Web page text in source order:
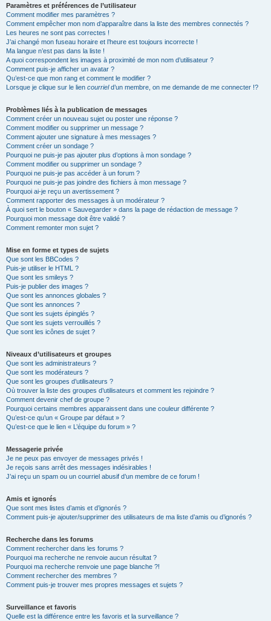
Paramètres et préférences de l’utilisateur
Comment modifier mes paramètres ?
Comment empêcher mon nom d’apparaître dans la liste des membres connectés ?
Les heures ne sont pas correctes !
J’ai changé mon fuseau horaire et l’heure est toujours incorrecte !
Ma langue n’est pas dans la liste !
A quoi correspondent les images à proximité de mon nom d’utilisateur ?
Comment puis-je afficher un avatar ?
Qu’est-ce que mon rang et comment le modifier ?
Lorsque je clique sur le lien courrield’un membre, on me demande de me connecter !?
Problèmes liés à la publication de messages
Comment créer un nouveau sujet ou poster une réponse ?
Comment modifier ou supprimer un message ?
Comment ajouter une signature à mes messages ?
Comment créer un sondage ?
Pourquoi ne puis-je pas ajouter plus d’options à mon sondage ?
Comment modifier ou supprimer un sondage ?
Pourquoi ne puis-je pas accéder à un forum ?
Pourquoi ne puis-je pas joindre des fichiers à mon message ?
Pourquoi ai-je reçu un avertissement ?
Comment rapporter des messages à un modérateur ?
À quoi sert le bouton « Sauvegarder » dans la page de rédaction de message ?
Pourquoi mon message doit être validé ?
Comment remonter mon sujet ?
Mise en forme et types de sujets
Que sont les BBCodes ?
Puis-je utiliser le HTML ?
Que sont les smileys ?
Puis-je publier des images ?
Que sont les annonces globales ?
Que sont les annonces ?
Que sont les sujets épinglés ?
Que sont les sujets verrouillés ?
Que sont les icônes de sujet ?
Niveaux d’utilisateurs et groupes
Que sont les administrateurs ?
Que sont les modérateurs ?
Que sont les groupes d’utilisateurs ?
Où trouver la liste des groupes d’utilisateurs et comment les rejoindre ?
Comment devenir chef de groupe ?
Pourquoi certains membres apparaissent dans une couleur différente ?
Qu’est-ce qu’un « Groupe par défaut » ?
Qu’est-ce que le lien « L’équipe du forum » ?
Messagerie privée
Je ne peux pas envoyer de messages privés !
Je reçois sans arrêt des messages indésirables !
J’ai reçu un spam ou un courriel abusif d’un membre de ce forum !
Amis et ignorés
Que sont mes listes d’amis et d’ignorés ?
Comment puis-je ajouter/supprimer des utilisateurs de ma liste d’amis ou d’ignorés ?
Recherche dans les forums
Comment rechercher dans les forums ?
Pourquoi ma recherche ne renvoie aucun résultat ?
Pourquoi ma recherche renvoie une page blanche ?!
Comment rechercher des membres ?
Comment puis-je trouver mes propres messages et sujets ?
Surveillance et favoris
Quelle est la différence entre les favoris et la surveillance ?